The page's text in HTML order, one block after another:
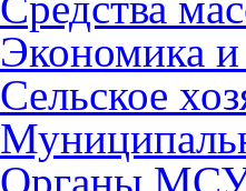
Экономика и
Сельское